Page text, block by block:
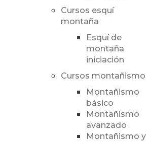
Cursos esquí
montaña
Esquí de
montaña
iniciación
Cursos montañismo
Montañismo
básico
Montañismo
avanzado
Montañismo y